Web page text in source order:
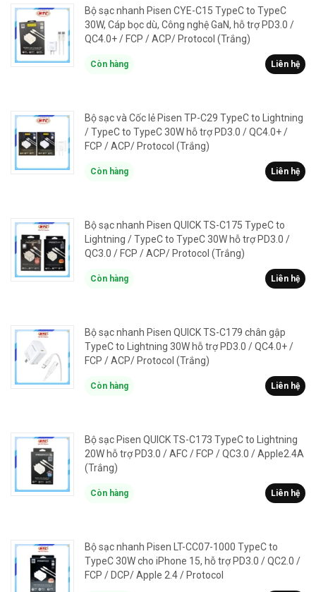
Bộ sạc nhanh Pisen CYE-C15 TypeC to TypeC
30W, Cáp bọc dù, Công nghệ GaN, hỗ trợ PD3.0 /
QC4.0+ / FCP / ACP/ Protocol (Trắng)
Còn hàng Liên hệ
Bộ sạc và Cốc lẻ Pisen TP-C29 TypeC to Lightning
/ TypeC to TypeC 30W hỗ trợ PD3.0 / QC4.0+ /
FCP / ACP/ Protocol (Trắng)
Còn hàng Liên hệ
Bộ sạc nhanh Pisen QUICK TS-C175 TypeC to
Lightning / TypeC to TypeC 30W hỗ trợ PD3.0 /
QC3.0 / FCP / ACP/ Protocol (Trắng)
Còn hàng Liên hệ
Bộ sạc nhanh Pisen QUICK TS-C179 chân gập
TypeC to Lightning 30W hỗ trợ PD3.0 / QC4.0+ /
FCP / ACP/ Protocol (Trắng)
Còn hàng Liên hệ
Bộ sạc Pisen QUICK TS-C173 TypeC to Lightning
20W hỗ trợ PD3.0 / AFC / FCP / QC3.0 / Apple2.4A
(Trắng)
Còn hàng Liên hệ
Bộ sạc nhanh Pisen LT-CC07-1000 TypeC to
TypeC 30W cho iPhone 15, hỗ trợ PD3.0 / QC2.0 /
FCP / DCP/ Apple 2.4 / Protocol